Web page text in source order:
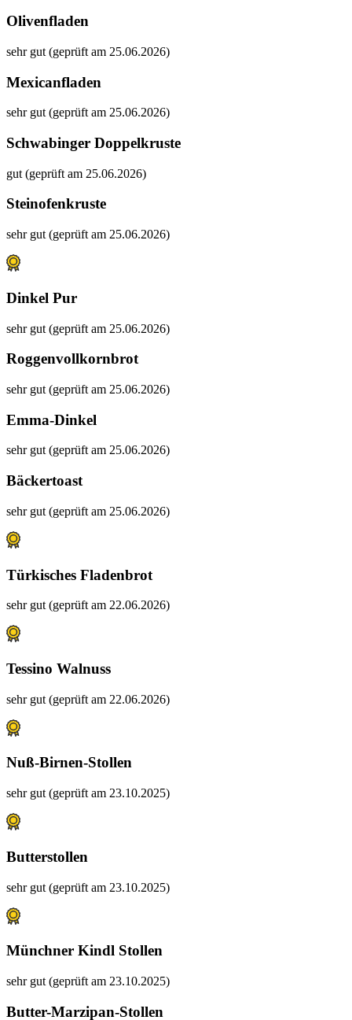
Olivenfladen
sehr gut (geprüft am 25.06.2026)
Mexicanfladen
sehr gut (geprüft am 25.06.2026)
Schwabinger Doppelkruste
gut (geprüft am 25.06.2026)
Steinofenkruste
sehr gut (geprüft am 25.06.2026)
Dinkel Pur
sehr gut (geprüft am 25.06.2026)
Roggenvollkornbrot
sehr gut (geprüft am 25.06.2026)
Emma-Dinkel
sehr gut (geprüft am 25.06.2026)
Bäckertoast
sehr gut (geprüft am 25.06.2026)
Türkisches Fladenbrot
sehr gut (geprüft am 22.06.2026)
Tessino Walnuss
sehr gut (geprüft am 22.06.2026)
Nuß-Birnen-Stollen
sehr gut (geprüft am 23.10.2025)
Butterstollen
sehr gut (geprüft am 23.10.2025)
Münchner Kindl Stollen
sehr gut (geprüft am 23.10.2025)
Butter-Marzipan-Stollen